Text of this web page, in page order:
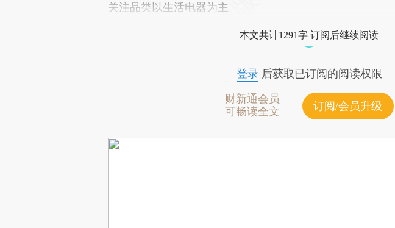
关注品类以生活电器为主。
本文共计1291字 订阅后继续阅读
登录后获取已订阅的阅读权限
财新通会员
可畅读全文
订阅/会员升级